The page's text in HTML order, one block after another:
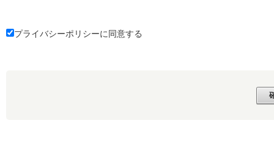
プライバシーポリシーに同意する